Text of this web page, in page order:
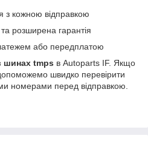
з кожною відправкою
розширена гарантія
або передплатою
шинах tmps в Autoparts IF. Якщо
швидко перевірити
номерами перед відправкою.